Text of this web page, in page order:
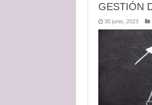
GESTIÓN
30 junio, 2023